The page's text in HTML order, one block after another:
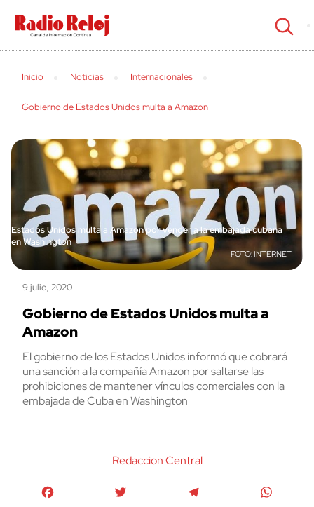
cerrar
Inicio Noticias Internacionales
Gobierno de Estados Unidos multa a Amazon
Estados Unidos multa a Amazon por vender a la embajada cubana
en Washington
INTERNET
9 julio, 2020
Gobierno de Estados Unidos multa a
Amazon
El gobierno de los Estados Unidos informó que cobrará
una sanción a la compañía Amazon por saltarse las
prohibiciones de mantener vínculos comerciales con la
embajada de Cuba en Washington
Redaccion Central